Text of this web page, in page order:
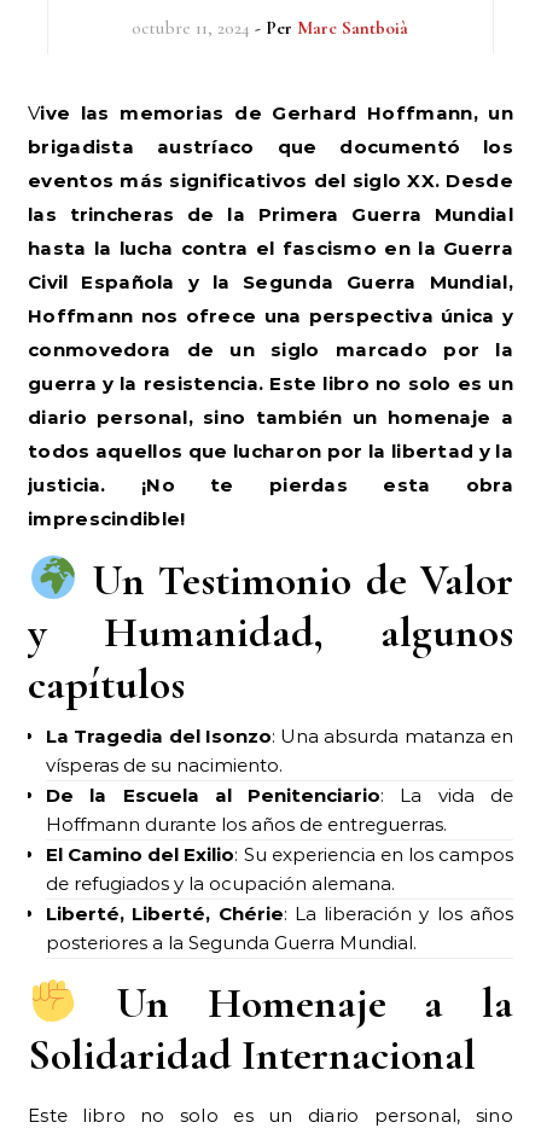
octubre 11, 2024 - Per Marc Santboià
Vive las memorias de Gerhard Hoffmann, un
brigadista austríaco que documentó los
eventos más significativos del siglo XX. Desde
las trincheras de la Primera Guerra Mundial
hasta la lucha contra el fascismo en la Guerra
Civil Española y la Segunda Guerra Mundial,
Hoffmann nos ofrece una perspectiva única y
conmovedora de un siglo marcado por la
guerra y la resistencia. Este libro no solo es un
diario personal, sino también un homenaje a
todos aquellos que lucharon por la libertad y la
justicia. ¡No te pierdas esta obra
imprescindible!
Un Testimonio de Valor
y Humanidad, algunos
capítulos
La Tragedia del Isonzo: Una absurda matanza en
vísperas de su nacimiento.
De la Escuela al Penitenciario: La vida de
Hoffmann durante los años de entreguerras.
El Camino del Exilio: Su experiencia en los campos
de refugiados y la ocupación alemana.
Liberté, Liberté, Chérie: La liberación y los años
posteriores a la Segunda Guerra Mundial.
Un Homenaje a la
Solidaridad Internacional
Este libro no solo es un diario personal, sino